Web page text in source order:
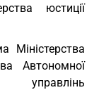
юстиції
Міністерства
Автономної
управлінь